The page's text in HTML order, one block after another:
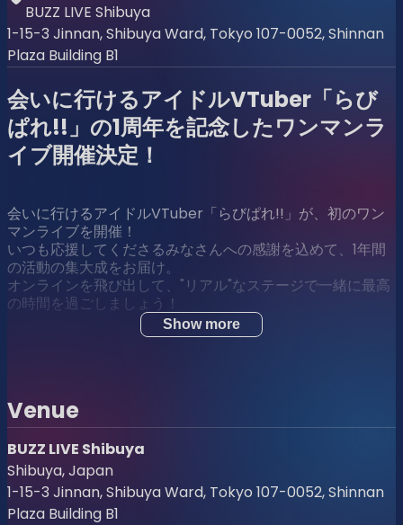
BUZZ LIVE Shibuya
1-15-3 Jinnan, Shibuya Ward, Tokyo 107-0052, Shinnan
Plaza Building B1
会いに行けるアイドルVTuber「らび
ぱれ!!」の1周年を記念したワンマンラ
イブ開催決定！
会いに行けるアイドルVTuber「らびぱれ!!」が、初のワン
マンライブを開催！
いつも応援してくださるみなさんへの感謝を込めて、1年間
の活動の集大成をお届け。
オンラインを飛び出して、"リアル"なステージで一緒に最高
の時間を過ごしましょう！
日時：2025年12月6日(土)
開場 ：16:30〜（※30分前より整列開始)
開演：17:00〜（※状況により前後する可能性がござい
ます）
Show more
Venue
BUZZ LIVE Shibuya
Shibuya, Japan
1-15-3 Jinnan, Shibuya Ward, Tokyo 107-0052, Shinnan
Plaza Building B1